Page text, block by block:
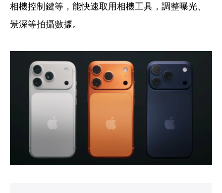
相機控制鍵等，能快速取用相機工具，調整曝光、
景深等拍攝數據。